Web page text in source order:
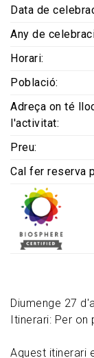
Diumenge 27
Itinerari: Per
Aquest itinerari
Data de
Any de
Horari
Població
Adreça on té
l'activitat
Preu
Cal fer reserva